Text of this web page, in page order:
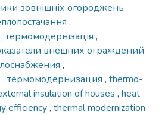
зовнішніх огороджень
,
, термомодернізація ,
внешних ограждений
,
, термомодернизация , thermo-
insulation of houses , heat
efficiency, thermal modernization